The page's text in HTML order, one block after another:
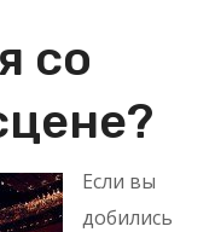
со
Если вы
добились